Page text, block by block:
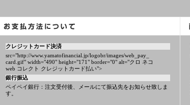
クレジットカード決済
src="http://www.yamatofinancial.jp/logobr/images/web_pay_
card.gif" width="490" height="171" border="0" alt="クロ ネコ
web コレクト クレジットカード払い">
銀行振込
ペイペイ銀行：注文受付後、メールにて振込先をお知らせ致しま
す。